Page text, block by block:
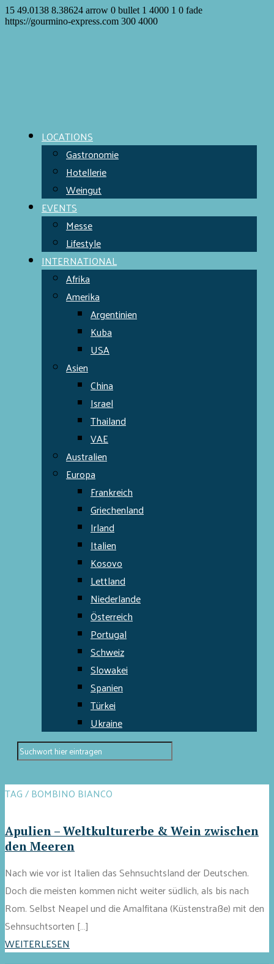
15 49.0138 8.38624 arrow 0 bullet 1 4000 1 0 fade
https://gourmino-express.com 300 4000
LOCATIONS
Gastronomie
Hotellerie
Weingut
EVENTS
Messe
Lifestyle
INTERNATIONAL
Afrika
Amerika
Argentinien
Kuba
USA
Asien
China
Israel
Thailand
VAE
Australien
Europa
Frankreich
Griechenland
Irland
Italien
Kosovo
Lettland
Niederlande
Österreich
Portugal
Schweiz
Slowakei
Spanien
Türkei
Ukraine
TAG / BOMBINO BIANCO
Apulien – Weltkulturerbe & Wein zwischen
den Meeren
Nach wie vor ist Italien das Sehnsuchtsland der Deutschen.
Doch die meisten kommen nicht weiter südlich, als bis nach
Rom. Selbst Neapel und die Amalfitana (Küstenstraße) mit den
Sehnsuchtsorten […]
WEITERLESEN